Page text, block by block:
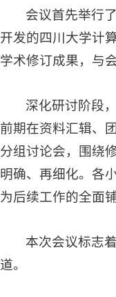
会议首先举行
开发的四川大学计
学术修订成果，与
深化研讨阶段
前期在资料汇辑、
分组讨论会，围绕
明确、再细化。各
为后续工作的全面
本次会议标志
道。